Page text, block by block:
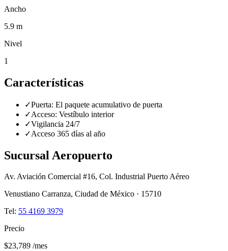
Ancho
5.9 m
Nivel
1
Características
✓Puerta: El paquete acumulativo de puerta
✓Acceso: Vestíbulo interior
✓Vigilancia 24/7
✓Acceso 365 días al año
Sucursal Aeropuerto
Av. Aviación Comercial #16, Col. Industrial Puerto Aéreo
Venustiano Carranza, Ciudad de México · 15710
Tel: 55 4169 3979
Precio
$23,789 /mes